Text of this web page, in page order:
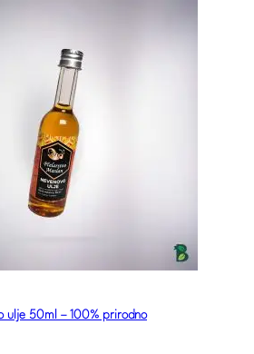
ulje 50ml – 100% prirodno